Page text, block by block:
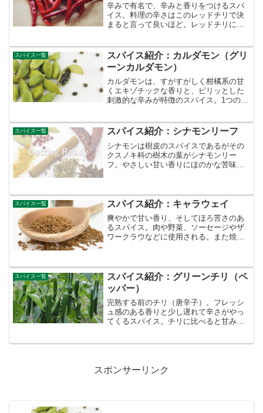
辛みで有名で、辛みと香りをつけるスパ
イス。料理の辛さはこのレッドチリで決
まると言って良いほど。レッドチリには
唐辛子原産地域：南米科目：ナス科部
位：果実（成熟果実）
スパイス一覧
スパイス紹介：カルダモン（グリ
ーンカルダモン）
カルダモンは、すがすがしく柑橘系の甘
くエキゾチックな香りと、ピリッとした
刺激的な辛みが特徴のスパイス。1つのさ
りから世界中で「スパイスの女王」や
「香りの王様」とも呼ば...
スパイス一覧 スパイス紹介：シナモンリーフ
シナモンは樹皮のスパイスであるがその
クスノキ科の樹木の葉がシナモンリー
フ。やさしい甘い香りにほのかな苦味や
多いが（どちらもベイリーフ...
スパイス一覧 スパイス紹介：キャラウェイ
爽やかで甘い香り、そしてほろ苦さのあ
るスパイス。肉や野菜、ソーセージやザ
ワークラウなどに使用される。また焼き
る。別名：ヒメウイキョウ（姫茴香）原
産地域：西アジア、ヨーロッパ...
スパイス一覧
スパイス紹介：グリーンチリ（ペ
ッパー）
完熟する前のチリ（唐辛子）。フレッシ
ュ感のある香りと少し遅れて辛さがやっ
てくるスパイス。チリに比べると甘みも
スポンサーリンク